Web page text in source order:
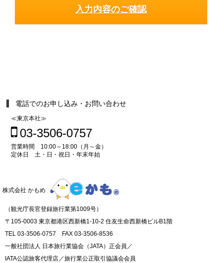
電話でのお申し込み・お問い合わせ
≪東京本社≫
03-3506-0757
営業時間 10:00～18:00（月～金）
定休日 土・日・祝日・年末年始
株式会社 かもめ
（観光庁長官登録旅行業第1009号）
〒105-0003 東京都港区西新橋1-10-2 住友生命西新橋ビルB1階
TEL 03-3506-0757 FAX 03-3506-8536
一般社団法人 日本旅行業協会（JATA）正会員／
IATA公認旅客代理店／旅行業公正取引協議会会員